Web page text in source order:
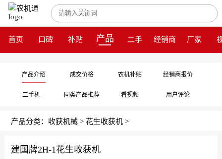
首页 口碑 补贴 产品 二手 经销商 厂家
产品介绍 成交价格 农机补贴 经销商报价
二手机 同类产品推荐 看视频 用户评论
产品分类： 收获机械 > 花生收获机 >
建国牌2H-1花生收获机